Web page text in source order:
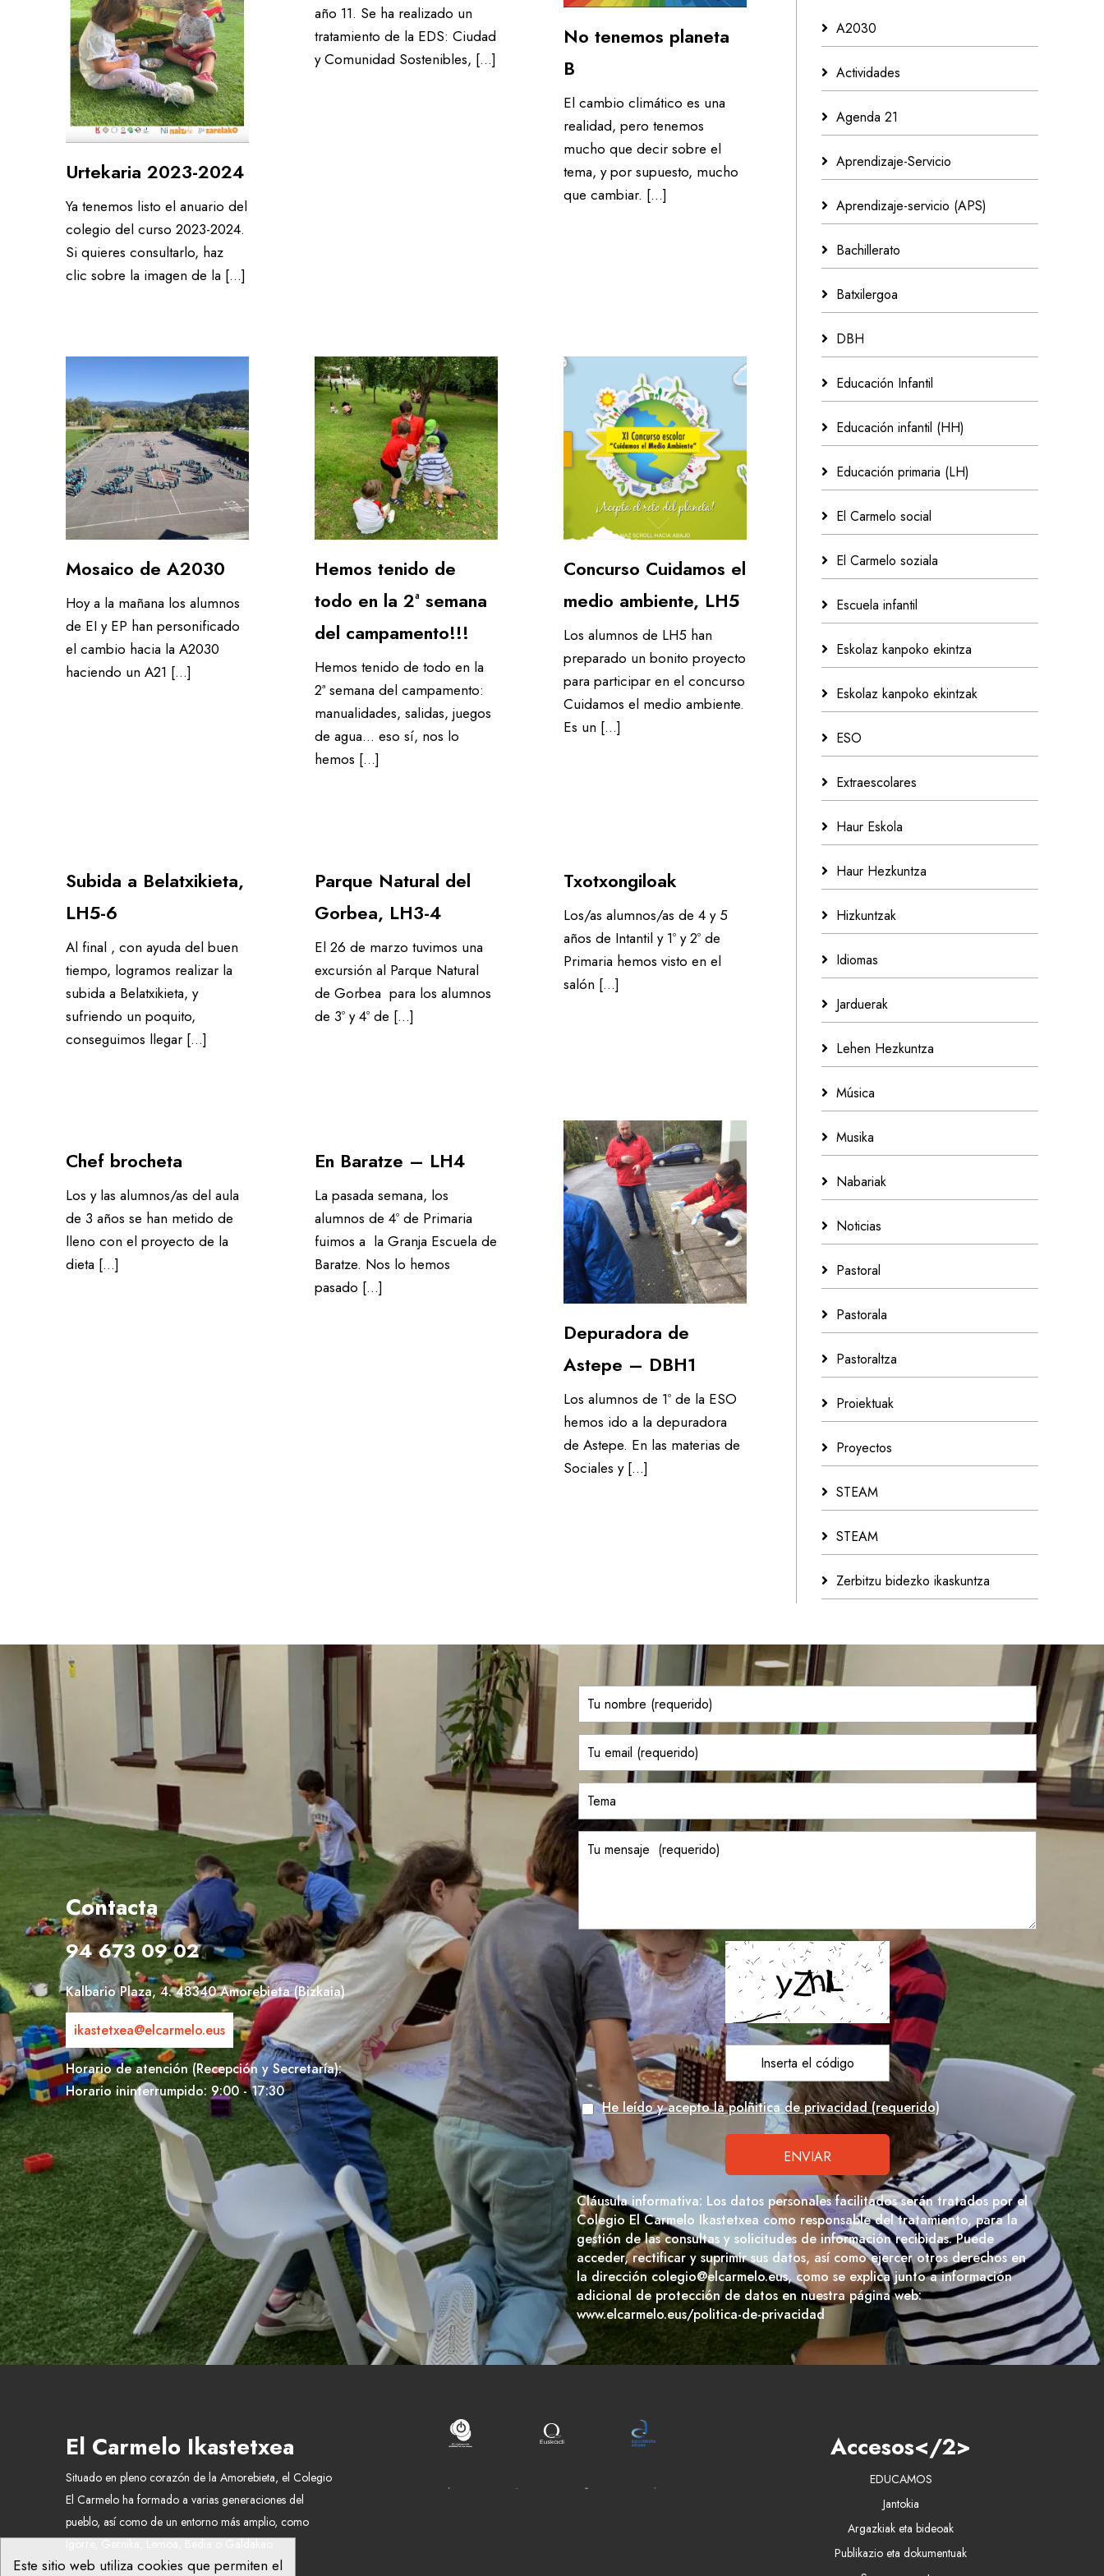
Un colegio accesible
En el comedor
Urtekaria 2023-2024
Ya tenemos listo el anuario del
colegio del curso 2023-2024.
Si quieres consultarlo, haz
clic sobre la imagen de la […]
año 11. Se ha realizado un
tratamiento de la EDS: Ciudad
y Comunidad Sostenibles, […]
No tenemos planeta
B
El cambio climático es una
realidad, pero tenemos
mucho que decir sobre el
tema, y por supuesto, mucho
que cambiar. […]
Mosaico de A2030
Hoy a la mañana los alumnos
de EI y EP han personificado
el cambio hacia la A2030
haciendo un A21 […]
Hemos tenido de
todo en la 2ª semana
del campamento!!!
Hemos tenido de todo en la
2ª semana del campamento:
manualidades, salidas, juegos
de agua… eso sí, nos lo
hemos […]
Concurso Cuidamos el
medio ambiente, LH5
Los alumnos de LH5 han
preparado un bonito proyecto
para participar en el concurso
Cuidamos el medio ambiente.
Es un […]
Subida a Belatxikieta,
LH5-6
Al final , con ayuda del buen
tiempo, logramos realizar la
subida a Belatxikieta, y
sufriendo un poquito,
conseguimos llegar […]
Parque Natural del
Gorbea, LH3-4
El 26 de marzo tuvimos una
excursión al Parque Natural
de Gorbea para los alumnos
de 3º y 4º de […]
Txotxongiloak
Los/as alumnos/as de 4 y 5
años de Intantil y 1º y 2º de
Primaria hemos visto en el
salón […]
Chef brocheta
Los y las alumnos/as del aula
de 3 años se han metido de
lleno con el proyecto de la
dieta […]
En Baratze – LH4
La pasada semana, los
alumnos de 4º de Primaria
fuimos a la Granja Escuela de
Baratze. Nos lo hemos
pasado […]
Depuradora de
Astepe – DBH1
Los alumnos de 1º de la ESO
hemos ido a la depuradora
de Astepe. En las materias de
Sociales y […]
A2030
Actividades
Agenda 21
Aprendizaje-Servicio
Aprendizaje-servicio (APS)
Bachillerato
Batxilergoa
DBH
Educación Infantil
Educación infantil (HH)
Educación primaria (LH)
El Carmelo social
El Carmelo soziala
Escuela infantil
Eskolaz kanpoko ekintza
Eskolaz kanpoko ekintzak
ESO
Extraescolares
Haur Eskola
Haur Hezkuntza
Hizkuntzak
Idiomas
Jarduerak
Lehen Hezkuntza
Música
Musika
Nabariak
Noticias
Pastoral
Pastorala
Pastoraltza
Proiektuak
Proyectos
STEAM
STEAM
Zerbitzu bidezko ikaskuntza
Contacta
94 673 09 02
Kalbario Plaza, 4. 48340 Amorebieta (Bizkaia)
ikastetxea@elcarmelo.eus
Horario de atención (Recepción y Secretaría):
Horario ininterrumpido: 9:00 - 17:30
He leído y acepto la polñitica de privacidad (requerido)
Cláusula informativa: Los datos personales facilitados serán tratados por el
Colegio El Carmelo Ikastetxea como responsable del tratamiento, para la
gestión de las consultas y solicitudes de información recibidas. Puede
acceder, rectificar y suprimir sus datos, así como ejercer otros derechos en
la dirección colegio@elcarmelo.eus, como se explica junto a información
adicional de protección de datos en nuestra página web:
www.elcarmelo.eus/politica-de-privacidad
El Carmelo Ikastetxea
Situado en pleno corazón de la Amorebieta, el Colegio
El Carmelo ha formado a varias generaciones del
pueblo, así como de un entorno más amplio, como
Igorre, Gernika, Lemoa, Bedia o Galdakao.
Accesos</2>
EDUCAMOS
Jantokia
Argazkiak eta bideoak
Publikazio eta dokumentuak
Este sitio web utiliza cookies que permiten el
Sala de estudio / Servicio de custodia